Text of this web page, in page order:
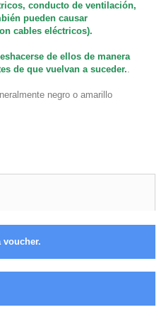
conducto de ventilación,
pueden causar
cables eléctricos).
de ellos de manera
de que vuelvan a suceder..
negro o amarillo
voucher.